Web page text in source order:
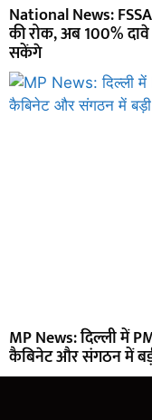
National News:
की रोक, अब 100% दावे
सकेंगे
MP News: दिल्ली में
कैबिनेट और संगठन में